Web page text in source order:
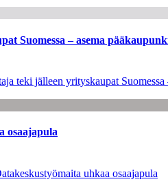
Suomessa – asema
teki jälleen yrityskaupat
osaajapula
uhkaa osaajapula